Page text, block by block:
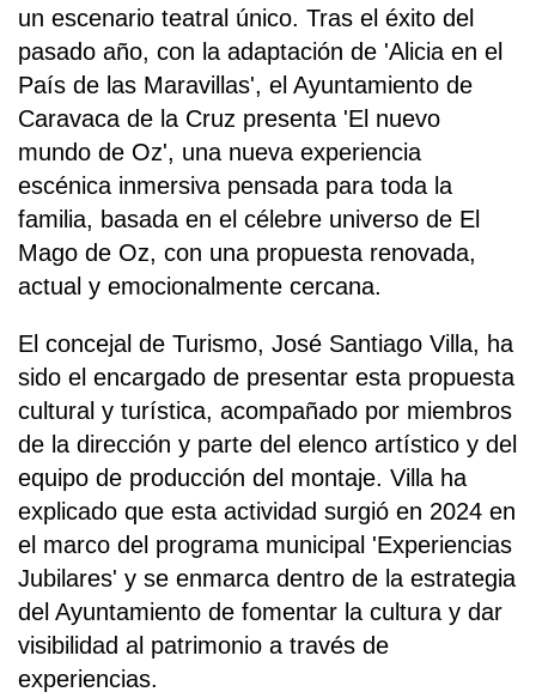
un escenario teatral único. Tras el éxito del
pasado año, con la adaptación de 'Alicia en el
País de las Maravillas', el Ayuntamiento de
Caravaca de la Cruz presenta 'El nuevo
mundo de Oz', una nueva experiencia
escénica inmersiva pensada para toda la
familia, basada en el célebre universo de El
Mago de Oz, con una propuesta renovada,
actual y emocionalmente cercana.
El concejal de Turismo, José Santiago Villa, ha
sido el encargado de presentar esta propuesta
cultural y turística, acompañado por miembros
de la dirección y parte del elenco artístico y del
equipo de producción del montaje. Villa ha
explicado que esta actividad surgió en 2024 en
el marco del programa municipal 'Experiencias
Jubilares' y se enmarca dentro de la estrategia
del Ayuntamiento de fomentar la cultura y dar
visibilidad al patrimonio a través de
experiencias.